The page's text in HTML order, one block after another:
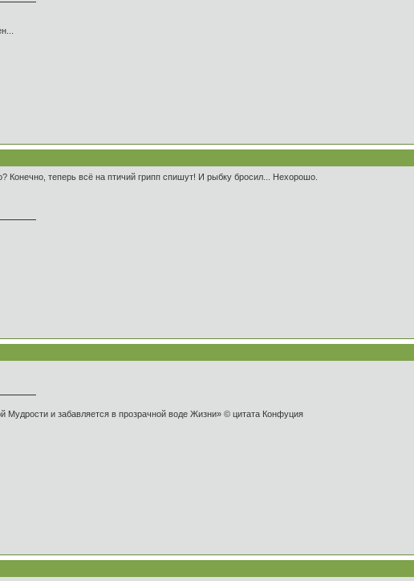
Конечно, теперь всё на птичий грипп спишут! И рыбку бросил... Нехорошо.
Мудрости и забавляется в прозрачной воде Жизни» © цитата Конфуция